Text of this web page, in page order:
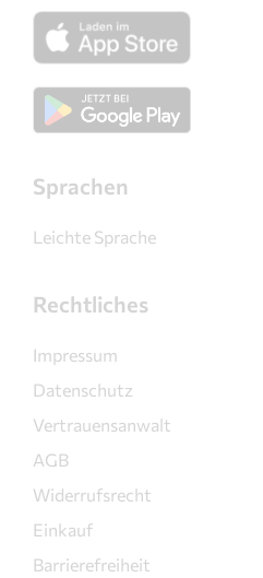
Sprachen
Leichte Sprache
Rechtliches
Impressum
Datenschutz
Vertrauensanwalt
AGB
Widerrufsrecht
Einkauf
Barrierefreiheit